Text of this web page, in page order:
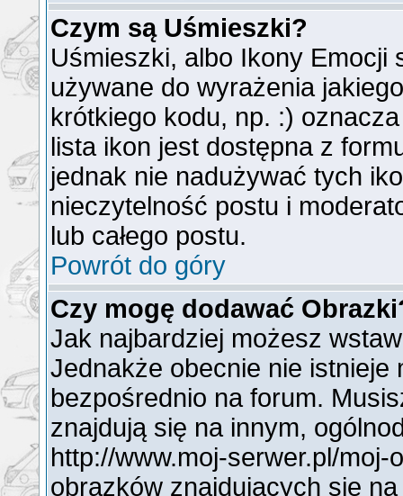
Czym są Uśmieszki?
Uśmieszki, albo Ikony Emocji
używane do wyrażenia
krótkiego kodu, np. :)
lista ikon jest dostępna z
jednak nie nadużywać tych
nieczytelność postu i
lub całego postu.
Powrót do góry
Czy mogę dodawać
Jak najbardziej możesz
Jednakże obecnie nie istnieje
bezpośrednio na forum.
znajdują się na innym,
http://www.moj-serwer.pl/
obrazków znajdujących się